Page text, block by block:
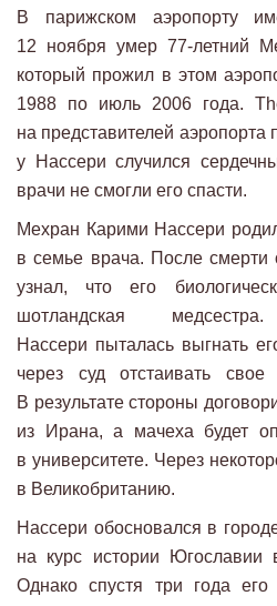
В парижском аэропорту
12 ноября умер 77-летний
который прожил в этом
1988 по июль 2006 года.
на представителей аэропорта
у Нассери случился
врачи не смогли его спасти.
Мехран Карими Нассери
в семье врача. После смерти
узнал, что его
шотландская
Нассери пыталась выгнать
через суд отстаивать
В результате стороны
из Ирана, а мачеха будет
в университете. Через
в Великобританию.
Нассери обосновался в
на курс истории Югославии
Однако спустя три года